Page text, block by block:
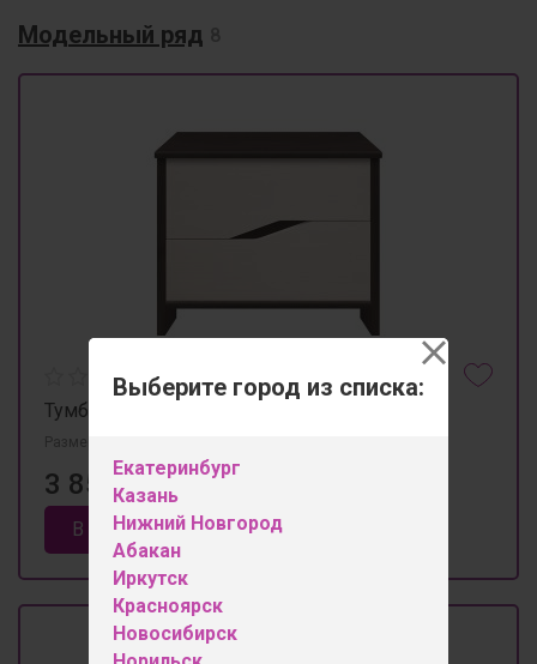
Выберите город из списка:
Екатеринбург
Казань
Нижний Новгород
Абакан
Иркутск
Красноярск
Новосибирск
Модельный ряд
Тумба прикроватная "Конго"
Размеры 544мм×395мм×525мм
3 850 ₽
В корзину